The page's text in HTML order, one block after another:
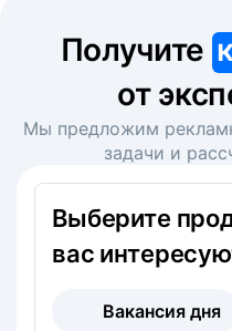
Получите
от
Мы предложим
задачи и
Выберите
вас
Вакансия дня